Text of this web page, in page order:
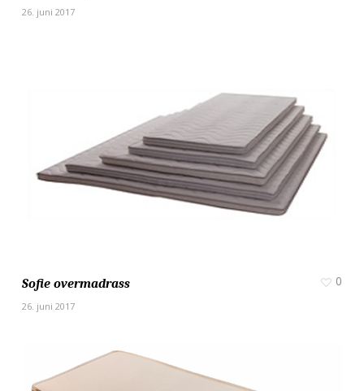
26. juni 2017
Sofie overmadrass
26. juni 2017
0